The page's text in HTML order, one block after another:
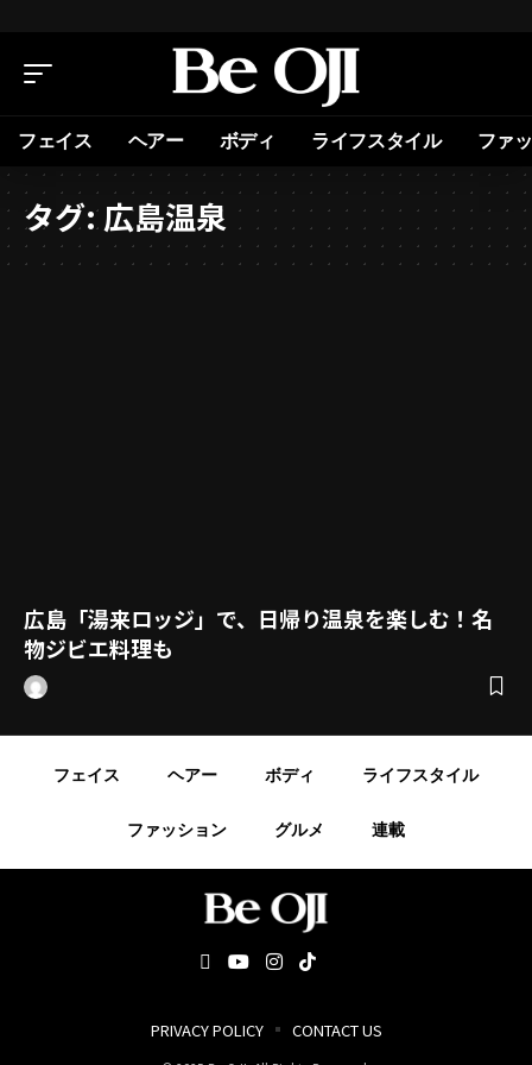
フェイス ヘアー ボディ ライフスタイル ファ
タグ:広島温泉
広島「湯来ロッジ」で、日帰り温泉を楽しむ！名
物ジビエ料理も
フェイス ヘアー ボディ ライフスタイル
ファッション グルメ 連載
PRIVACY POLICY CONTACT US